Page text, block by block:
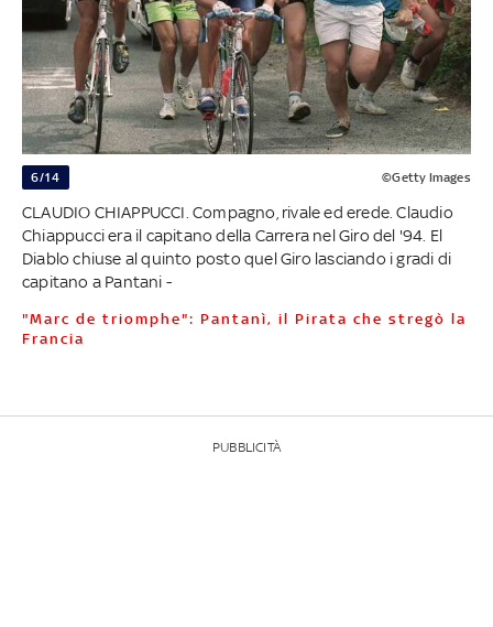
6/14 ©Getty Images
CLAUDIO CHIAPPUCCI. Compagno, rivale ed erede. Claudio
Chiappucci era il capitano della Carrera nel Giro del '94. El
Diablo chiuse al quinto posto quel Giro lasciando i gradi di
capitano a Pantani -
"Marc de triomphe": Pantanì, il Pirata che stregò la
Francia
PUBBLICITÀ